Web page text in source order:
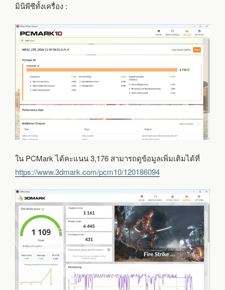
มินิพีซีทั้งเครื่อง :
ใน PCMark ได้คะแนน 3,176 สามารถดูข้อมูลเพิ่มเติมได้ที่
https://www.3dmark.com/pcm10/120186094